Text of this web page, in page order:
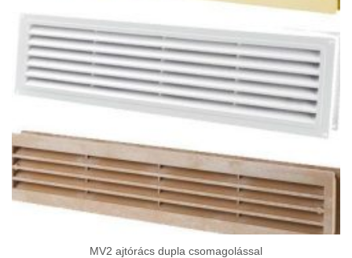
MV2 ajtórács dupla csomagolással